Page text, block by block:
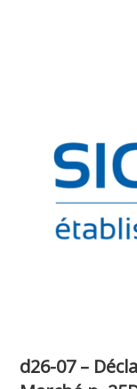
d26-07 –